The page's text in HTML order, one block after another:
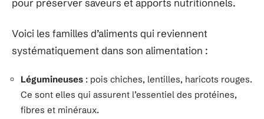
pour préserver saveurs et apports nutritionnels.
Voici les familles d’aliments qui reviennent
systématiquement dans son alimentation :
Légumineuses : pois chiches, lentilles, haricots rouges.
Ce sont elles qui assurent l’essentiel des protéines,
fibres et minéraux.